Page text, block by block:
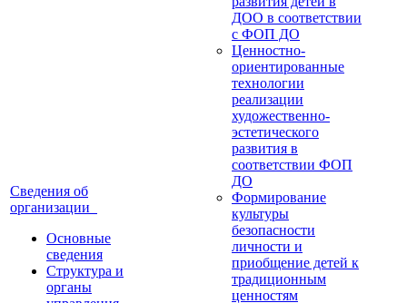
Сведения об
организации
Основные
сведения
Структура и
органы
ДОО в соответствии
с ФОП ДО
Ценностно-
ориентированные
технологии
реализации
художественно-
эстетического
развития в
соответствии ФОП
ДО
Формирование
культуры
безопасности
личности и
приобщение детей к
традиционным
ценностям